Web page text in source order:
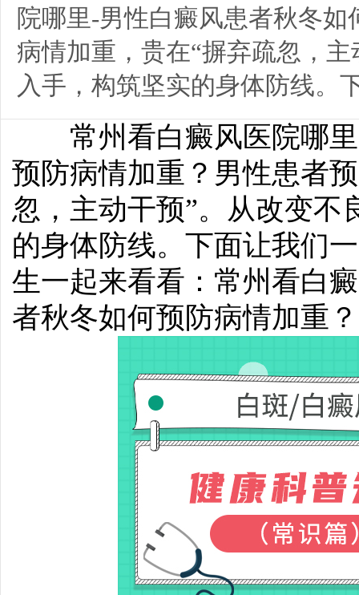
院哪里-男性白癜风患者秋冬
病情加重，贵在“摒弃疏忽，
入手，构筑坚实的身体防线。
常州看白癜风医院哪里
预防病情加重？男性患者
忽，主动干预”。从改变不
的身体防线。下面让我们
生一起来看看：常州看白
者秋冬如何预防病情加重？